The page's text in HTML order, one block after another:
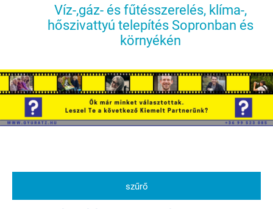
Víz-,gáz- és fűtésszerelés, klíma-,
hőszivattyú telepítés Sopronban és
környékén
szűrő